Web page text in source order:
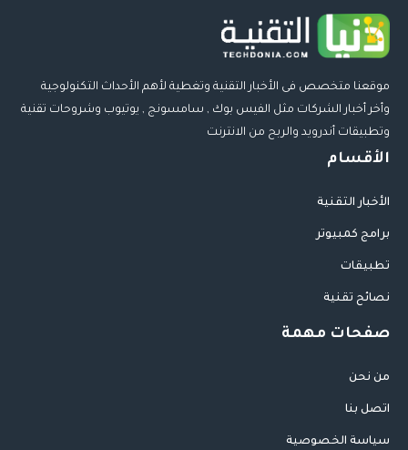
موقعنا متخصص فى الأخبار التقنية وتغطية لأهم الأحداث التكنولوجية
وأخر أخبار الشركات مثل الفيس بوك , سامسونج , يوتيوب وشروحات تقنية
وتطبيقات أندرويد والربح من الانترنت
الأقسام
الأخبار التقنية
برامج كمبيوتر
تطبيقات
نصائح تقنية
صفحات مهمة
من نحن
اتصل بنا
سياسة الخصوصية